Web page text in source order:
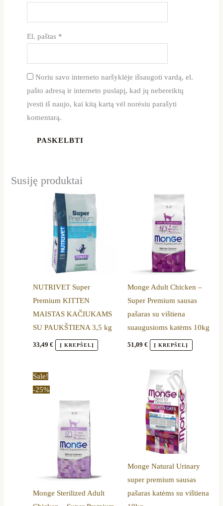
El. paštas *
Noriu savo interneto naršyklėje išsaugoti vardą, el.
pašto adresą ir interneto puslapį, kad jų nebereiktų
įvesti iš naujo, kai kitą kartą vėl norėsiu parašyti
komentarą.
Susiję produktai
NUTRIVET Super
Premium KITTEN
MAISTAS KAČIUKAMS
SU PAUKŠTIENA 3,5 kg
33,49€ Į KREPŠELĮ
Monge Adult Chicken –
Super Premium sausas
pašaras su vištiena
suaugusioms katėms 10kg
51,09 € Į KREPŠELĮ
Sale!
-25%
Monge Sterilized Adult
55,09 €
has
multiple
variants.
The
options
may
chosen
Monge Natural Urinary
super premium sausas
pašaras katėms su vištiena